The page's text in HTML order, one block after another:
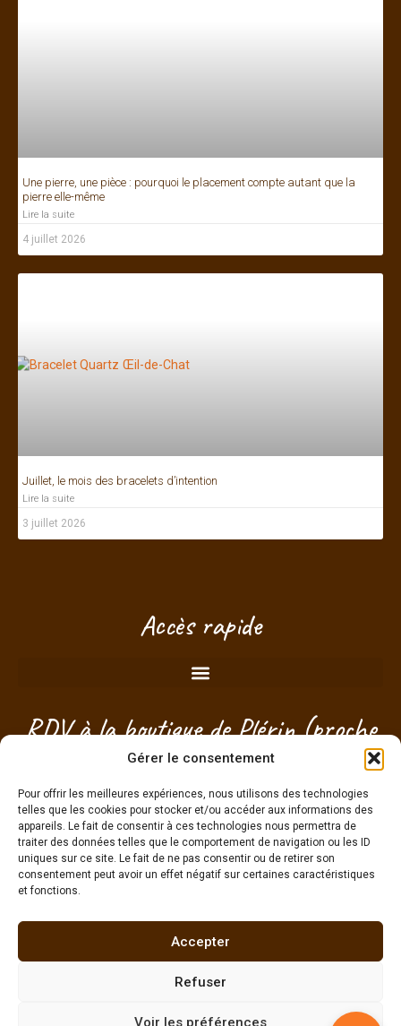
Gérer le consentement
Pour offrir les meilleures expériences, nous utilisons des technologies
telles que les cookies pour stocker et/ou accéder aux informations des
appareils. Le fait de consentir à ces technologies nous permettra de
traiter des données telles que le comportement de navigation ou les ID
uniques sur ce site. Le fait de ne pas consentir ou de retirer son
consentement peut avoir un effet négatif sur certaines caractéristiques
et fonctions.
Accepter
Refuser
Voir les préférences
Une pierre, une pièce : pourquoi le placement compte autant que la
pierre elle-même
Lire la suite
4 juillet 2026
Juillet, le mois des bracelets d’intention
Lire la suite
3 juillet 2026
Accès rapide
RDV à la boutique de Plérin (proche
Saint-Brieuc) - Côtes d'Armor -
Bretagne
Je choisis mon créneau pour passer sans
engagement !
Mentions légales–CGV–Politique cookies– Agence